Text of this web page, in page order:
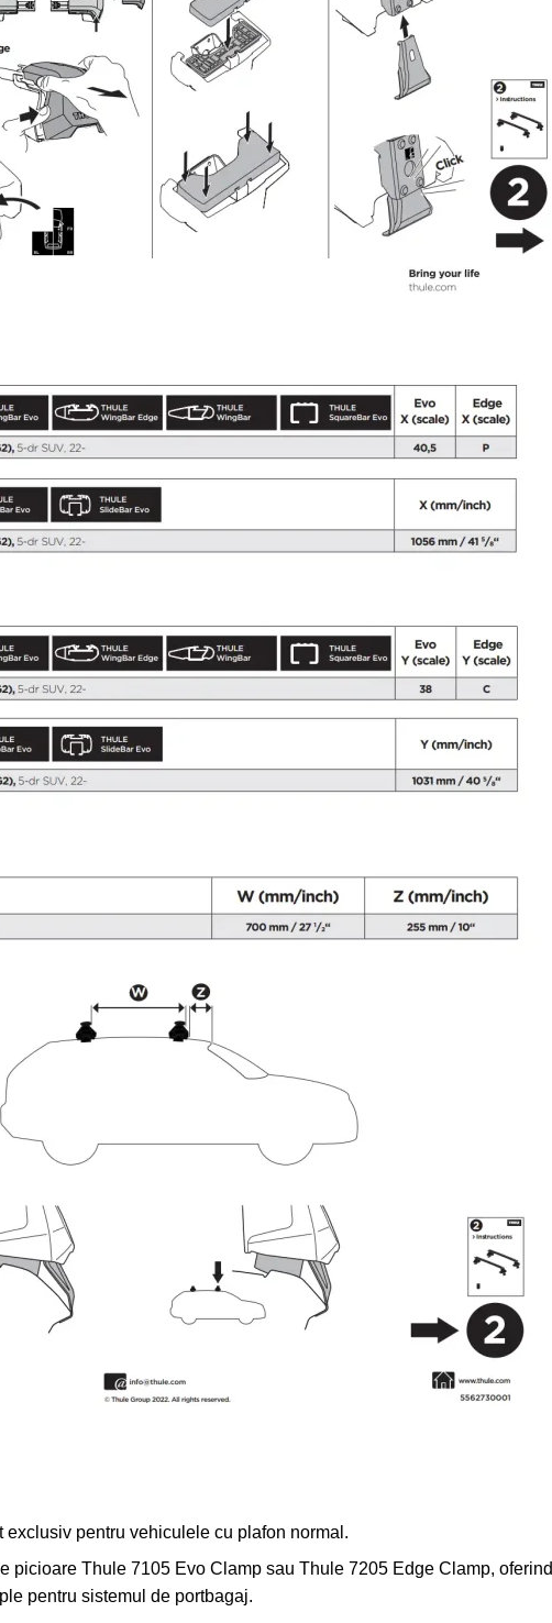
exclusiv pentru vehiculele cu plafon normal.
picioare Thule 7105 Evo Clamp sau Thule 7205 Edge Clamp, oferind
pentru sistemul de portbagaj.